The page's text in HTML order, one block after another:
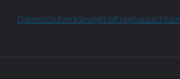
Datenschutzerklärung/Haftungsausschluss